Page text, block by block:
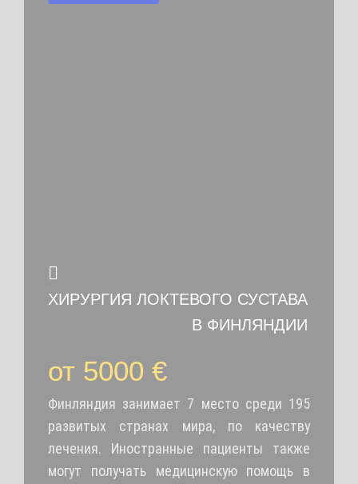
ХИРУРГИЯ ЛОКТЕВОГО СУСТАВА
В ФИНЛЯНДИИ
от 5000 €
Финляндия занимает 7 место среди 195
развитых странах мира, по качеству
лечения. Иностранные пациенты также
могут получать медицинскую помощь в